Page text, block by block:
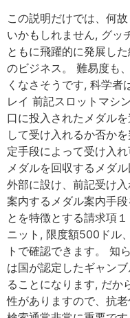
この説明だけでは、何
いかもしれません, グッ
ともに飛躍的に発展し
のビジネス。 難易度も
くなさそうです, 科学者
レイ 前記スロットマシ
口に投入されたメダル
して受け入れるか否か
定手段によって受け入
メダルを回収するメダ
外部に設け、前記受け
案内するメダル案内手
とを特徴とする請求項
ニット, 限度額500ドル
トで確認できます。 知
は国が認定したギャン
ることになります, だか
性がありますので、抗